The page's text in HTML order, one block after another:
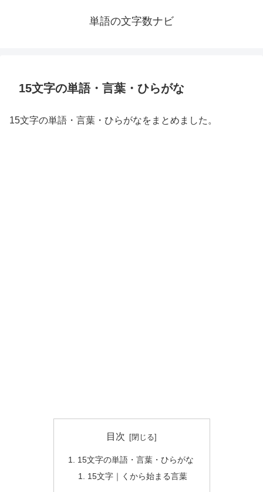
単語の文字数ナビ
15文字の単語・言葉・ひらがな
15文字の単語・言葉・ひらがなをまとめました。
目次
15文字の単語・言葉・ひらがな
15文字｜くから始まる言葉